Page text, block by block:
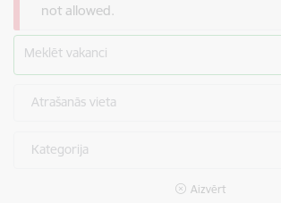
not allowed.
Meklēt vakanci
Atrašanās vieta
Kategorija
Aizvērt